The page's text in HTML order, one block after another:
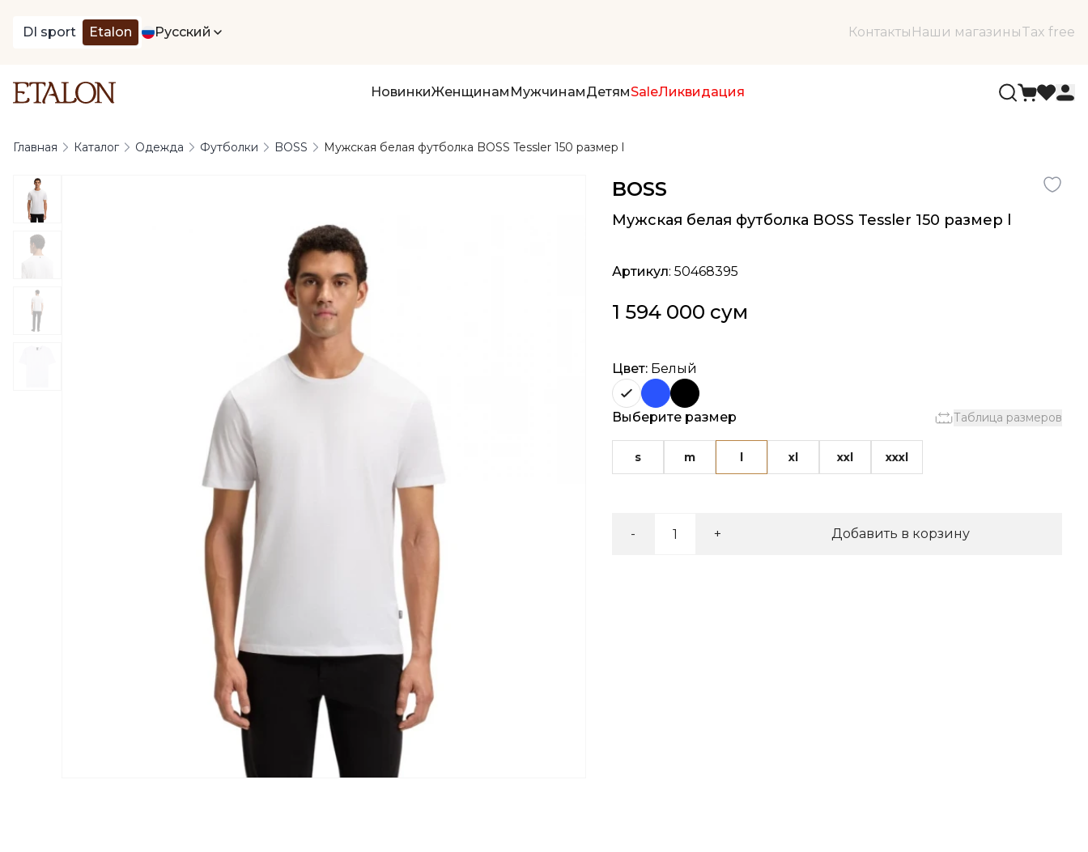
DI sport Etalon Русский Контакты Наши магазиныTax free
НовинкиЖенщинам МужчинамДетямSaleЛиквидация
Главная Каталог Одежда Футболки BOSS Мужская белая футболка BOSS Tessler 150 размер l
BOSS
Мужская белая футболка BOSS Tessler 150 размер l
Артикул: 50468395
1 594 000 сум
Цвет: Белый
Выберите размер Таблица размеров
s m l xl xxl xxxl
- + Добавить в корзину